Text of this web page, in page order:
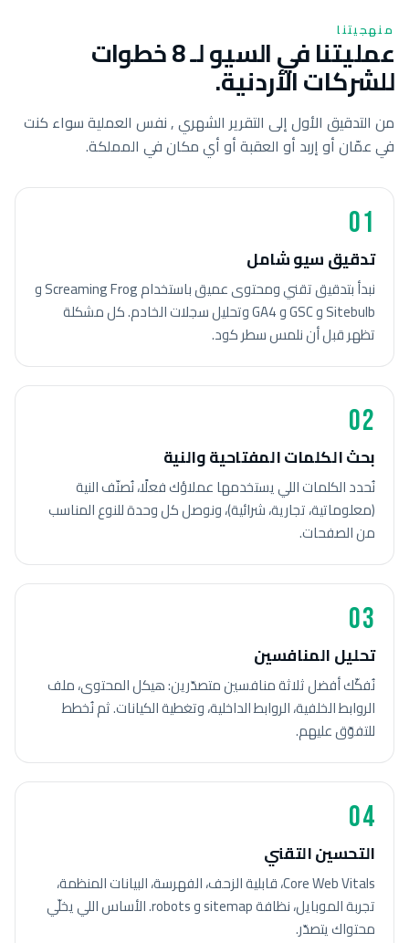
منهجيتنا
عمليتنا في السيو لـ 8 خطوات
للشركات الأردنية.
من التدقيق الأول إلى التقرير الشهري , نفس العملية سواء كنت
في عمّان أو إربد أو العقبة أو أي مكان في المملكة.
01
تدقيق سيو شامل
نبدأ بتدقيق تقني ومحتوى عميق باستخدام Screaming Frog و
Sitebulb و GSC و GA4 وتحليل سجلات الخادم. كل مشكلة
تظهر قبل أن نلمس سطر كود.
02
بحث الكلمات المفتاحية والنية
نُحدد الكلمات اللي يستخدمها عملاؤك فعلًا، نُصنّف النية
(معلوماتية، تجارية، شرائية)، ونوصل كل وحدة للنوع المناسب
من الصفحات.
03
تحليل المنافسين
نُفكّك أفضل ثلاثة منافسين متصدّرين: هيكل المحتوى، ملف
الروابط الخلفية، الروابط الداخلية، وتغطية الكيانات. ثم نُخطط
للتفوّق عليهم.
04
التحسين التقني
Core Web Vitals، قابلية الزحف، الفهرسة، البيانات المنظمة،
تجربة الموبايل، نظافة sitemap و robots. الأساس اللي يخلّي
محتواك يتصدّر.